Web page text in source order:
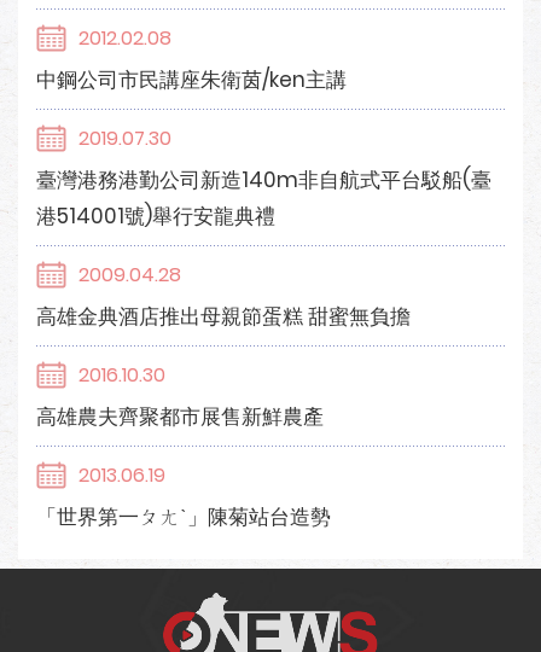
2012.02.08
中鋼公司市民講座朱衛茵/ken主講
2019.07.30
臺灣港務港勤公司新造140m非自航式平台駁船(臺
港514001號)舉行安龍典禮
2009.04.28
高雄金典酒店推出母親節蛋糕 甜蜜無負擔
2016.10.30
高雄農夫齊聚都市展售新鮮農產
2013.06.19
「世界第一ㄆㄤˋ」陳菊站台造勢